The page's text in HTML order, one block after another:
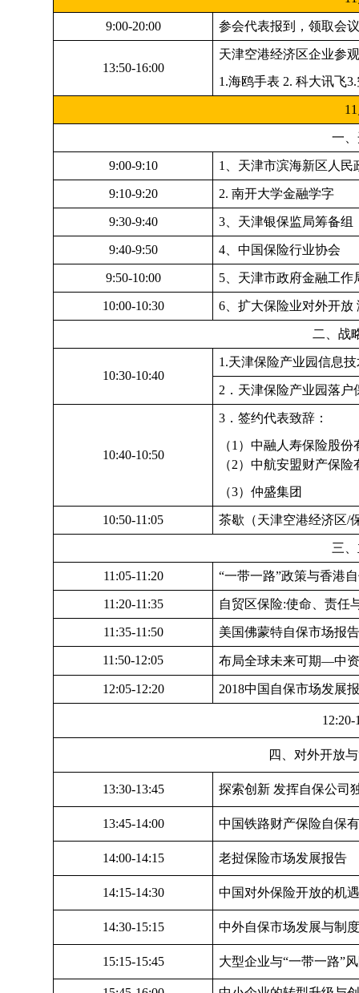
9:00-20:00 参会代表报到，领取会
13:50-16:00
天津空港经济区企业参观
1.海鸥手表 2. 科大讯飞
11
一
9:00-9:10 1 、天津市滨海新区人民
9:10-9:20 2. 南开大学金融学字
9:30-9:40 3 、天津银保监局筹备组
9:40-9:50 4 、中国保险行业协会
9:50-10:00 5 、天津市政府金融工作
10:00-10:30 6 、扩大保险业对外开
二、战
10:30-10:40
1.天津保险产业园信息
2 ．天津保险产业园落
10:40-10:50
3 ．签约代表致辞：
（1）中融人寿保险股份
（2）中航安盟财产保险
（3）仲盛集团
10:50-11:05 茶歇（天津空港经济区/
三
11:05-11:20 “一带一路”政策与香港
11:20-11:35 自贸区保险:使命、责任
11:35-11:50 美国佛蒙特自保市场报告
11:50-12:05 布局全球未来可期—中
12:05-12:20 2018中国自保市场发展
四、对外开放
13:30-13:45 探索创新 发挥自保公司
13:45-14:00 中国铁路财产保险自保
14:00-14:15 老挝保险市场发展报告
14:15-14:30 中国对外保险开放的机
14:30-15:15 中外自保市场发展与制
15:15-15:45 大型企业与“一带一路”